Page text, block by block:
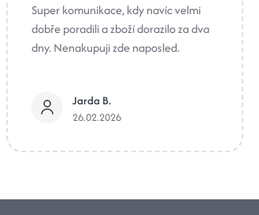
Super komunikace, kdy navíc velmi
dobře poradili a zboží dorazilo za dva
dny. Nenakupuji zde naposled.
Jarda B.
26.02.2026